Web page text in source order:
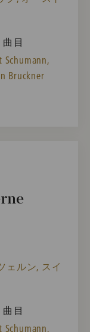
曲目
Schumann,
Bruckner
ェルン, スイ
曲目
Schumann,